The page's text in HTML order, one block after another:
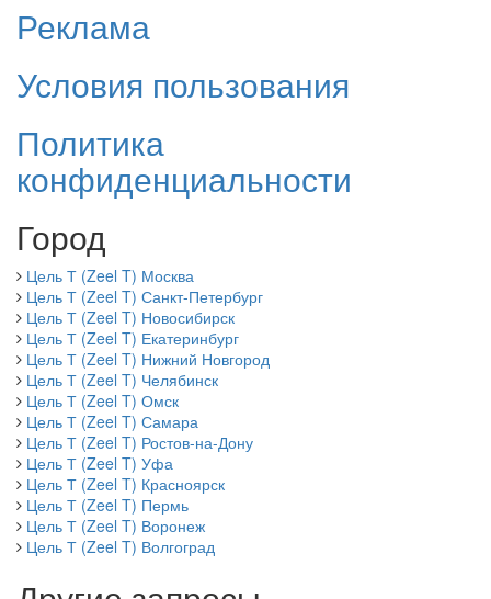
Реклама
Условия пользования
Политика
конфиденциальности
Город
Цель Т (Zeel T) Москва
Цель Т (Zeel T) Санкт-Петербург
Цель Т (Zeel T) Новосибирск
Цель Т (Zeel T) Екатеринбург
Цель Т (Zeel T) Нижний Новгород
Цель Т (Zeel T) Челябинск
Цель Т (Zeel T) Омск
Цель Т (Zeel T) Самара
Цель Т (Zeel T) Ростов-на-Дону
Цель Т (Zeel T) Уфа
Цель Т (Zeel T) Красноярск
Цель Т (Zeel T) Пермь
Цель Т (Zeel T) Воронеж
Цель Т (Zeel T) Волгоград